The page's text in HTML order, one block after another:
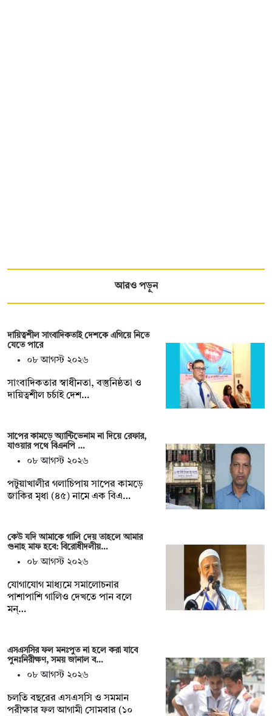
আরও পড়ুন
দায়িত্বশীল সাংবাদিকতাই দেশকে এগিয়ে নিতে
যেতে পারে
০৮ আগস্ট ২০২৬
সাংবাদিকতার স্বাধীনতা, বস্তুনিষ্ঠতা ও
দায়িত্বশীল চর্চাই দেশ…
সাপের কামড়ে অ্যান্টিভেনাম না দিয়ে রেফার,
যাওয়ার পথে বিএনপি …
০৮ আগস্ট ২০২৬
পটুয়াখালীর গলাচিপায় সাপের কামড়ে
জাকির মৃধা (৪৫) নামে এক বিএ…
কেউ যদি আমাকে গালি দেয় তাহলে আমার
গুনাহ মাফ হবে: বিরোধীদলীয়…
০৮ আগস্ট ২০২৬
যোগাযোগ মাধ্যমে সমালোচনার
পাশাপাশি গালিও দেখতে পান বলে
মন্…
এসএসসির ফল মনঃপুত না হলে করা যাবে
পুনঃনিরীক্ষণ, সময় জানাল ব…
০৮ আগস্ট ২০২৬
চলতি বছরের এসএসসি ও সমমান
পরীক্ষার ফল আগামী সোমবার (১০